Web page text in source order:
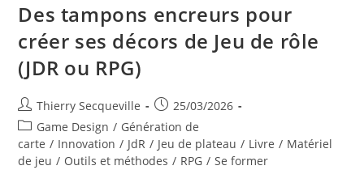
Des tampons encreurs pour
créer ses décors de Jeu de rôle
(JDR ou RPG)
Auteur/autrice
de
la
publication :
Thierry Secqueville
Publication
publiée :
25/03/2026
Post
category:
Game Design / Génération de
carte / Innovation / JdR / Jeu de plateau / Livre / Matériel
de jeu / Outils et méthodes / RPG / Se former